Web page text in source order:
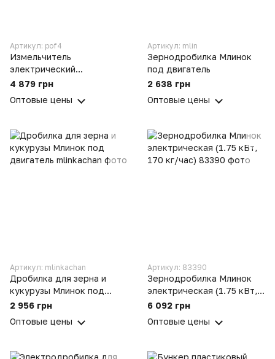
Артикул: pof4
Измельчитель
электрический
корморезка для
фруктов (0.18 кВт, 220 кг/
4 879 грн
Оптовые цены
Артикул: mlin
Зернодробилка Млинок
под двигатель
2 638 грн
Оптовые цены
Артикул: mlinkachan
Дробилка для зерна и
кукурузы Млинок под
двигатель
2 956 грн
Оптовые цены
Артикул: 83390
Зернодробилка Млинок
электрическая (1.75 кВт,
170 кг/час)
6 092 грн
Оптовые цены